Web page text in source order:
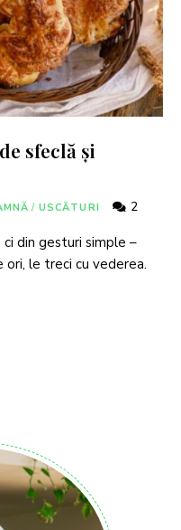
sfeclă și
/ USCĂTURI 2
din gesturi simple –
le treci cu vederea.